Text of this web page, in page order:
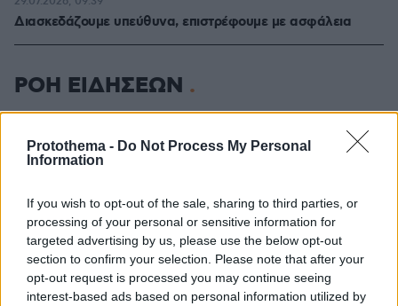
Protothema - Do Not Process My Personal
Information
If you wish to opt-out of the sale, sharing to third parties, or
processing of your personal or sensitive information for
targeted advertising by us, please use the below opt-out
section to confirm your selection. Please note that after your
opt-out request is processed you may continue seeing
interest-based ads based on personal information utilized by
Διασκεδάζουμε υπεύθυνα, επιστρέφουμε με ασφάλεια
ΡΟΗ ΕΙΔΗΣΕΩΝ
αεροσκάφη
πριν 8 λεπτά
Τι συμβαίνει τελικά με την Αριάνα Γκράντε; Τα σχόλια
για την αδυνατισμένη εικόνα της και η απόφαση για ένα
διάλειμμα από τη δημοσιότητα
πριν 8 λεπτά